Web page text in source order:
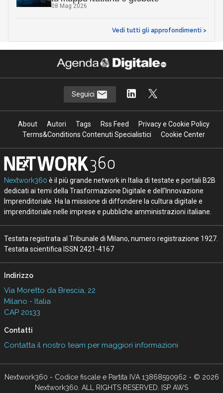
08 Mag 2026
Vedi tutti gli approfondimenti >
Seguici
About Autori Tags Rss Feed
Privacy e Cookie Policy
Terms&Conditions Contenuti Specialistici
Cookie Center
Nextwork360 è il più grande network in Italia di testate e portali B2B
dedicati ai temi della Trasformazione Digitale e dell’Innovazione
Imprenditoriale. Ha la missione di diffondere la cultura digitale e
imprenditoriale nelle imprese e pubbliche amministrazioni italiane.
Testata registrata al Tribunale di Milano, numero registrazione 1927.
Testata scientifica ISSN 2421-4167
Indirizzo
Via Moretto da Brescia, 22
Milano - Italia
CAP 20133
Contatti
Contatta il nostro team per maggiori informazioni
Nextwork360 - Codice fiscale e Partita IVA 13868590962 - © 2026
Nextwork360. ALL RIGHTS RESERVED. ISP AWS